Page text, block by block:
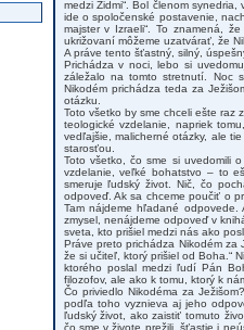
medzi Židmi“. Bol členom
ide o spoločenské postavenie,
majster v Izraeli“. To znamená,
ukrižovaní môžeme uzatvárať, že
A práve tento šťastný, silný,
Prichádza v noci, lebo si
záležalo na tomto stretnutí. Noc
Nikodém prichádza teda za
otázku.
Toto všetko by sme chceli ešte raz
teologické vzdelanie, napriek
vedľajšie, malicherné otázky, ale
starosťou.
Toto všetko, čo sme si uvedomili
vzdelanie, veľké bohatstvo – to
smeruje ľudský život. Nič, čo
odpoveď. Ak sa chceme poučiť o
Tam nájdeme hľadané
zmysel, nenájdeme odpoveď v
sveta, kto prišiel medzi nás ako
Práve preto prichádza Nikodém za
že si učiteľ, ktorý prišiel od Boha.“
ktorého poslal medzi ľudí Pán
filozofov, ale ako k tomu, ktorý k
Čo priviedlo Nikodéma za
podľa toho vyznieva aj jeho
ľudský život, ako zaistiť tomuto
čo sme v živote prežili, šťastie i